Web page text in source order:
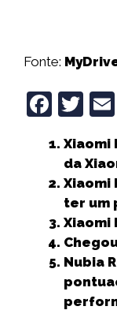
Fonte:
F
c
e
b
o
o
k
T
it
t
e
r
Xiaomi
da
Xiaomi
ter um
Xiaomi
Nubia